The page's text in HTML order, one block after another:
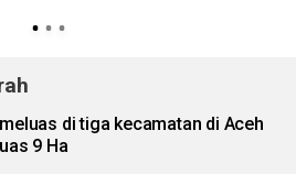
di tiga kecamatan di Aceh
9 Ha